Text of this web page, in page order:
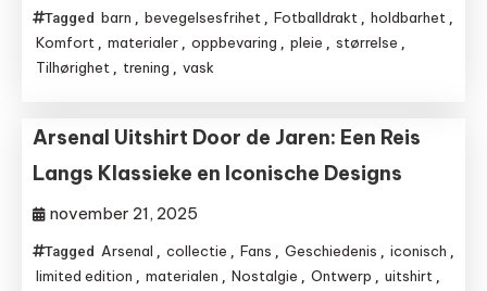
Tagged barn , bevegelsesfrihet , Fotballdrakt , holdbarhet ,
Komfort , materialer , oppbevaring , pleie , størrelse ,
Tilhørighet , trening , vask
Arsenal Uitshirt Door de Jaren: Een Reis
Langs Klassieke en Iconische Designs
november 21, 2025
Tagged Arsenal , collectie , Fans , Geschiedenis , iconisch ,
limited edition , materialen , Nostalgie , Ontwerp , uitshirt ,